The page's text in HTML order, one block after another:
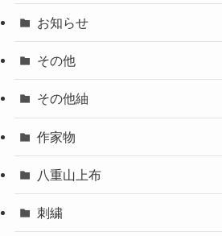
お知らせ
その他
その他紬
作家物
八重山上布
刺繍